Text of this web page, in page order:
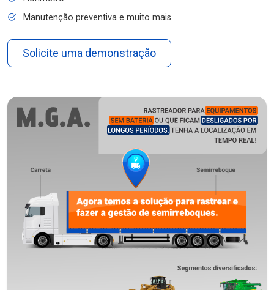
Manutenção preventiva e muito mais
Solicite uma demonstração